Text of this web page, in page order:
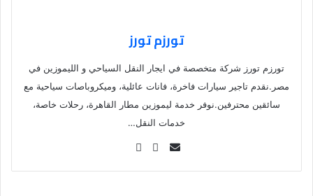
تورزم تورز
تورزم تورز شركة متخصصة في ايجار النقل السياحي و الليموزين في
مصر.نقدم تاجير سيارات فاخرة، فانات عائلية، وميكروباصات سياحية مع
سائقين محترفين.نوفر خدمة ليموزين مطار القاهرة، رحلات خاصة،
خدمات النقل…
Se